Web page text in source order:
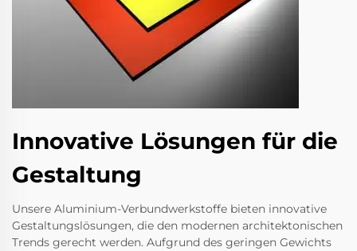
Innovative Lösungen für die
Gestaltung
Unsere Aluminium-Verbundwerkstoffe bieten innovative
Gestaltungslösungen, die den modernen architektonischen
Trends gerecht werden. Aufgrund des geringen Gewichts